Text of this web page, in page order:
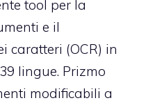
tool per la
e il
caratteri (OCR) in
lingue. Prizmo
modificabili a